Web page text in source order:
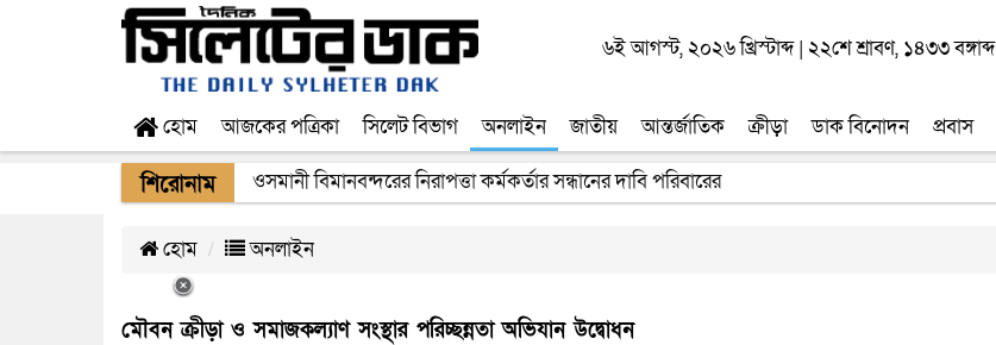
৬ই আগস্ট, ২০২৬ খ্রিস্টাব্দ| ২২শে শ্রাবণ, ১৪৩৩ বঙ্গাব্দ
হোম আজকের পত্রিকা সিলেট বিভাগ অনলাইন জাতীয় আন্তর্জাতিক ক্রীড়া ডাক বিনোদন প্রবাস
শিরোনাম ওসমানী বিমানবন্দরের নিরাপত্তা কর্মকর্তার সন্ধানের দাবি পরিবারের
হোম অনলাইন
মৌবন ক্রীড়া ও সমাজকল্যাণ সংস্থার পরিচ্ছন্নতা অভিযান উদ্বোধন